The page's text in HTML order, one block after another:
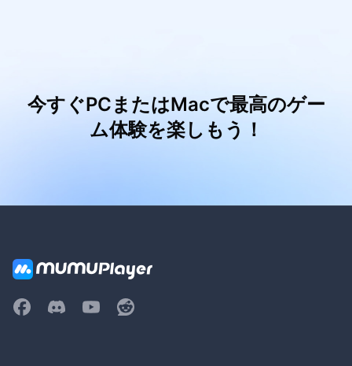
今すぐPCまたはMacで最高のゲー
ム体験を楽しもう！